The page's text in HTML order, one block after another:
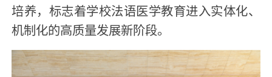
培养，标志着学校法语医学教育进入实体化、
机制化的高质量发展新阶段。